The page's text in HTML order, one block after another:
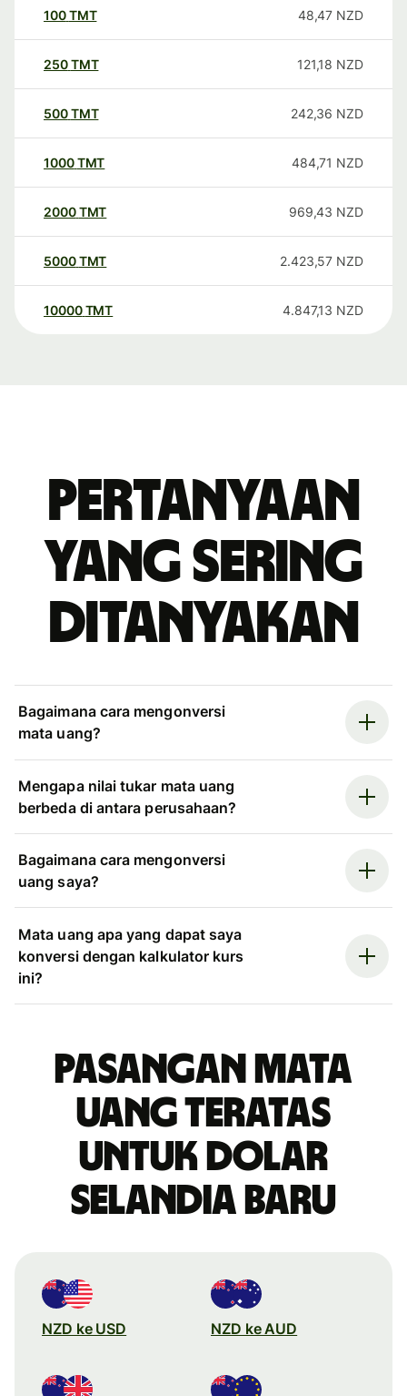
100TMT 48,47 NZD
250TMT 121,18 NZD
500TMT 242,36 NZD
1000TMT 484,71 NZD
2000TMT 969,43 NZD
5000TMT 2.423,57 NZD
10000 TMT 4.847,13 NZD
Pertanyaan
yang sering
ditanyakan
Bagaimana cara mengonversi
mata uang?
Mengapa nilai tukar mata uang
berbeda di antara perusahaan?
Bagaimana cara mengonversi
uang saya?
Mata uang apa yang dapat saya
konversi dengan kalkulator kurs
ini?
Pasangan mata
uang teratas
untuk dolar
Selandia Baru
NZD ke USD NZD ke AUD